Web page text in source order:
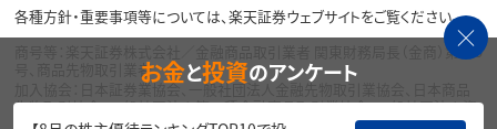
各種方針・重要事項等については、楽天証券ウェブサイトをご覧ください。
商号等：楽天証券株式会社／金融商品取引業者 関東財務局長（金商）第195
号、商品先物取引業者
加入協会：日本証券業協会、一般社団法人金融先物取引業協会、日本商品
先物取引協会、一般社団法人第二種金融商品取引業協会、一般社団法人資
産運用業協会
お金と投資のアンケート